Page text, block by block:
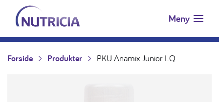
Hopp til innholdet
Nutricia.no Meny
Forside Produkter PKU Anamix Junior LQ